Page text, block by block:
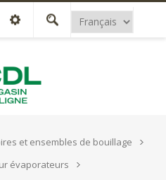
et ensembles de bouillage
évaporateurs